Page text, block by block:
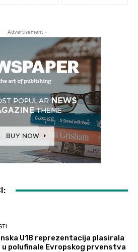
- Advertisement -
U18 reprezentacija plasirala
u polufinale Evropskog prvenstva